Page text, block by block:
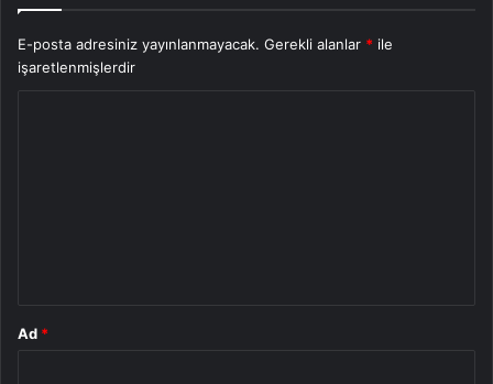
E-posta adresiniz yayınlanmayacak. Gerekli alanlar * ile
işaretlenmişlerdir
Ad *